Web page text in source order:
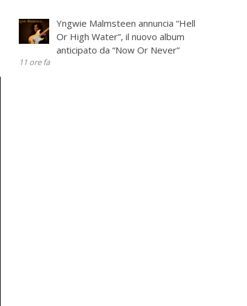
Yngwie Malmsteen annuncia “Hell
Or High Water”, il nuovo album
anticipato da “Now Or Never”
11 ore fa